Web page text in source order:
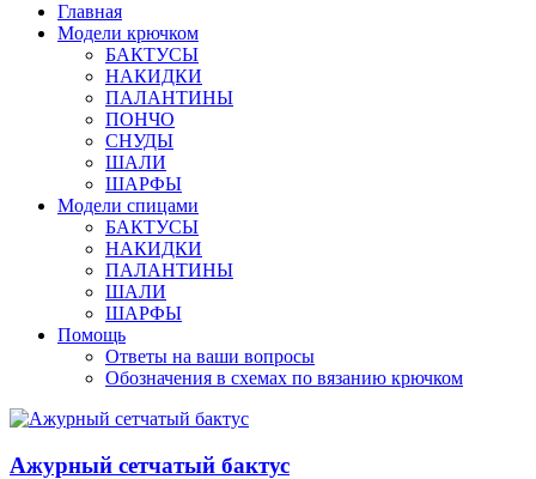
Главная
Модели крючком
БАКТУСЫ
НАКИДКИ
ПАЛАНТИНЫ
ПОНЧО
СНУДЫ
ШАЛИ
ШАРФЫ
Модели спицами
БАКТУСЫ
НАКИДКИ
ПАЛАНТИНЫ
ШАЛИ
ШАРФЫ
Помощь
Ответы на ваши вопросы
Обозначения в схемах по вязанию крючком
Ажурный сетчатый бактус